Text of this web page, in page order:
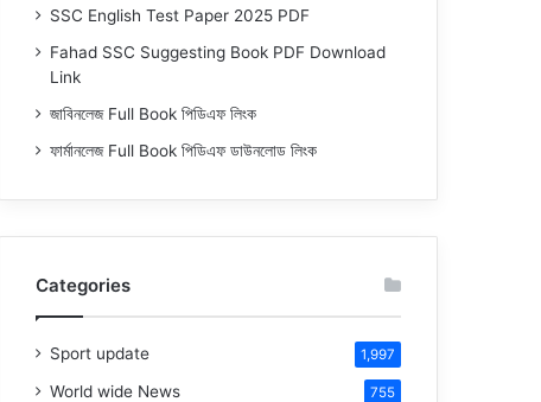
SSC English Test Paper 2025 PDF
Fahad SSC Suggesting Book PDF Download
Link
জাবিনলেজ Full Book পিডিএফ লিংক
ফার্মানলেজ Full Book পিডিএফ ডাউনলোড লিংক
Categories
Sport update 1,997
World wide News 755